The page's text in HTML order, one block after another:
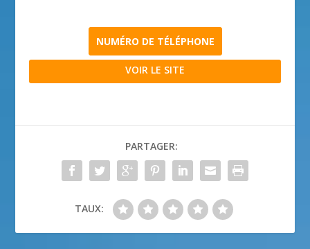
NUMÉRO DE TÉLÉPHONE
VOIR LE SITE
PARTAGER:
TAUX: